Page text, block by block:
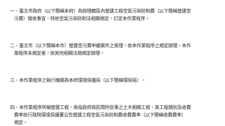
一、臺北市政府（以下簡稱本府）為辦理轄區內營建工程空氣污染防制費（以下簡稱營建空
    污費）徵收事宜，特依空氣污染防制法相關規定，訂定本作業程序。
二、臺北市（以下簡稱本市）營建空污費申繳案件之受理，依本作業程序之規定辦理，本作
    業程序未規定者，依其他相關法規規定辦理。
三、本作業程序之執行機關為本府環境保護局（以下簡稱環保局）。
四、本作業程序所稱營建工程，係指政府與民間所從事之土木相關工程，其工程類別及收費
    費率依行政院環境保護署公告營建工程空氣污染防制費收費費率（以下簡稱收費費率）
    規定。